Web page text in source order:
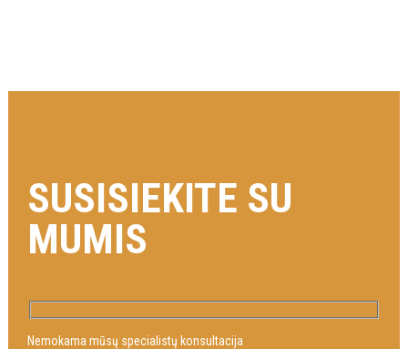
SUSISIEKITE SU
MUMIS
Nemokama mūsų specialistų konsultacija